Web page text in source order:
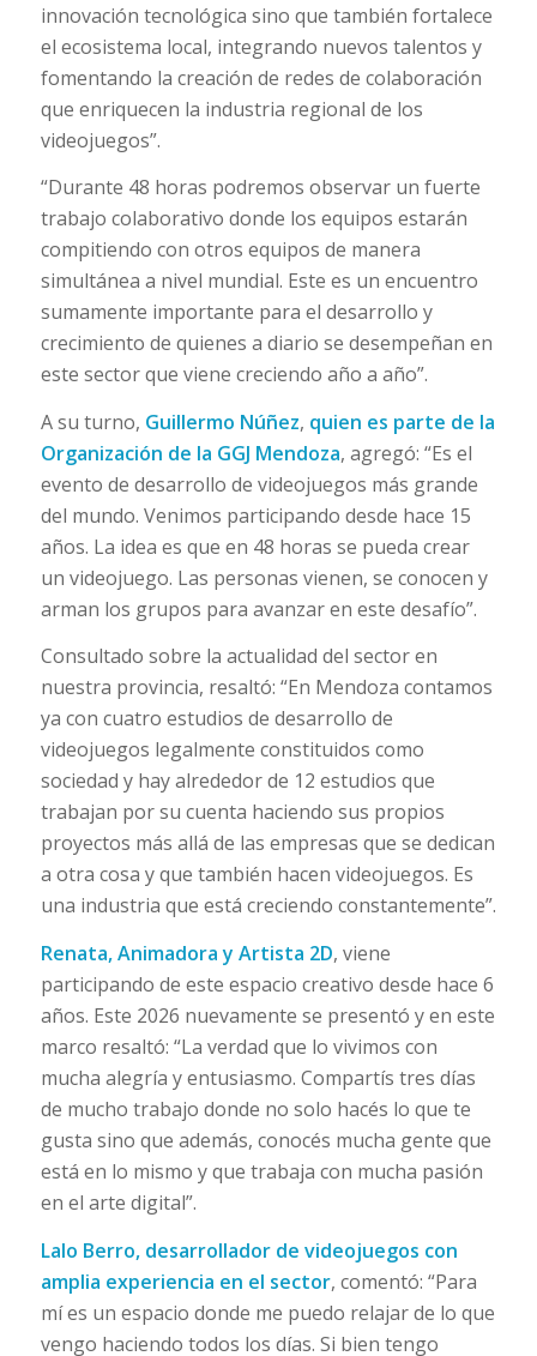
innovación tecnológica sino que también fortalece
el ecosistema local, integrando nuevos talentos y
fomentando la creación de redes de colaboración
que enriquecen la industria regional de los
videojuegos”.
“Durante 48 horas podremos observar un fuerte
trabajo colaborativo donde los equipos estarán
compitiendo con otros equipos de manera
simultánea a nivel mundial. Este es un encuentro
sumamente importante para el desarrollo y
crecimiento de quienes a diario se desempeñan en
este sector que viene creciendo año a año”.
A su turno, Guillermo Núñez, quien es parte de la
Organización de la GGJ Mendoza, agregó: “Es el
evento de desarrollo de videojuegos más grande
del mundo. Venimos participando desde hace 15
años. La idea es que en 48 horas se pueda crear
un videojuego. Las personas vienen, se conocen y
arman los grupos para avanzar en este desafío”.
Consultado sobre la actualidad del sector en
nuestra provincia, resaltó: “En Mendoza contamos
ya con cuatro estudios de desarrollo de
videojuegos legalmente constituidos como
sociedad y hay alrededor de 12 estudios que
trabajan por su cuenta haciendo sus propios
proyectos más allá de las empresas que se dedican
a otra cosa y que también hacen videojuegos. Es
una industria que está creciendo constantemente”.
Renata, Animadora y Artista 2D, viene
participando de este espacio creativo desde hace 6
años. Este 2026 nuevamente se presentó y en este
marco resaltó: “La verdad que lo vivimos con
mucha alegría y entusiasmo. Compartís tres días
de mucho trabajo donde no solo hacés lo que te
gusta sino que además, conocés mucha gente que
está en lo mismo y que trabaja con mucha pasión
en el arte digital”.
Lalo Berro, desarrollador de videojuegos con
amplia experiencia en el sector, comentó: “Para
mí es un espacio donde me puedo relajar de lo que
vengo haciendo todos los días. Si bien tengo